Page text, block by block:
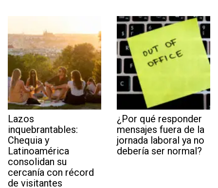
Lazos
inquebrantables:
Chequia y
Latinoamérica
consolidan su
cercanía con récord
de visitantes
¿Por qué responder
mensajes fuera de la
jornada laboral ya no
debería ser normal?